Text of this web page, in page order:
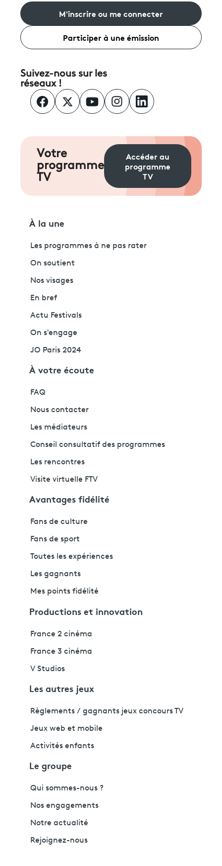
M'inscrire ou me connecter
Participer à une émission
Suivez-nous sur les
réseaux !
Votre
programme
TV
Accéder au
programme
TV
À la une
Les programmes à ne pas rater
On soutient
Nos visages
En bref
Actu Festivals
On s'engage
JO Paris 2024
À votre écoute
FAQ
Nous contacter
Les médiateurs
Conseil consultatif des programmes
Les rencontres
Visite virtuelle FTV
Avantages fidélité
Fans de culture
Fans de sport
Toutes les expériences
Les gagnants
Mes points fidélité
Productions et innovation
France 2 cinéma
France 3 cinéma
V Studios
Les autres jeux
Règlements / gagnants jeux concours TV
Jeux web et mobile
Activités enfants
Le groupe
Qui sommes-nous ?
Nos engagements
Notre actualité
Rejoignez-nous